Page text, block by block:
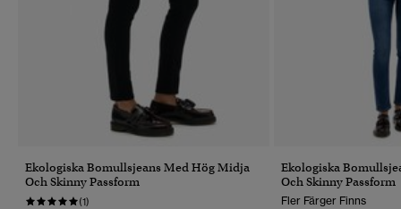
Ekologiska Bomullsjeans Med Hög Midja
Och Skinny Passform
(1)
Ekologiska
Och Skinny Passform
Fler Färger Finns